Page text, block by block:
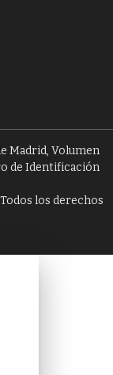
Madrid, Volumen
de Identificación
los derechos